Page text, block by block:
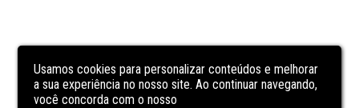
Usamos cookies para personalizar conteúdos e melhorar
a sua experiência no nosso site. Ao continuar navegando,
você concorda com o nosso